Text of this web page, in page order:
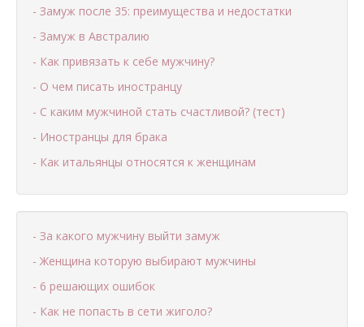
- Замуж после 35: преимущества и недостатки
- Замуж в Австралию
- Как привязать к себе мужчину?
- О чем писать иностранцу
- С каким мужчиной стать счастливой? (тест)
- Иностранцы для брака
- Как итальянцы относятся к женщинам
- За какого мужчину выйти замуж
- Женщина которую выбирают мужчины
- 6 решающих ошибок
- Как не попасть в сети жиголо?